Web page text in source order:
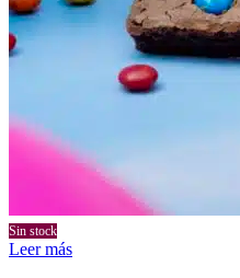
Sin stock
Leer más